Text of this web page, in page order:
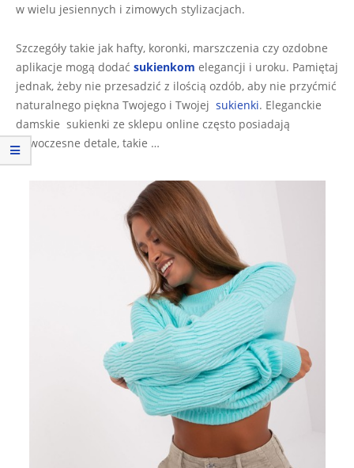
w wielu jesiennych i zimowych stylizacjach.
Szczegóły takie jak hafty, koronki, marszczenia czy ozdobne
aplikacje mogą dodać sukienkom elegancji i uroku. Pamiętaj
jednak, żeby nie przesadzić z ilością ozdób, aby nie przyćmić
naturalnego piękna Twojego i Twojej sukienki. Eleganckie
damskie sukienki ze sklepu online często posiadają
nowoczesne detale, takie …